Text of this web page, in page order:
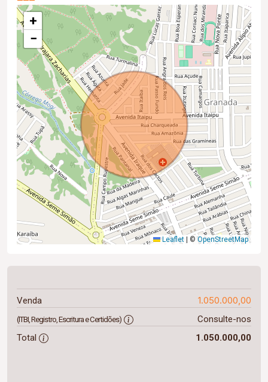
+
−
Leaflet ©OpenStreetMap
Venda 1.050.000,00
(ITBI, Registro, Escritura e Certidões)
Consulte-nos
Total
1.050.000,00